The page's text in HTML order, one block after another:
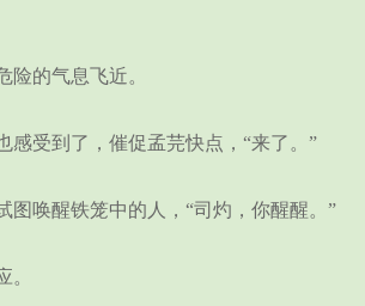
的气息飞近。
受到了，催促孟芫快点，“来了。”
唤醒铁笼中的人，“司灼，你醒醒。”